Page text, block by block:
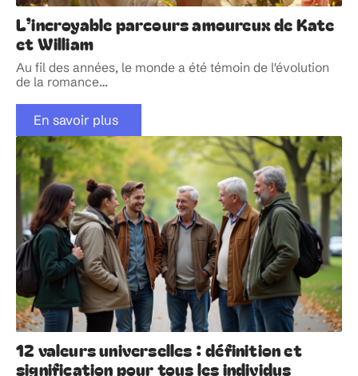
L’incroyable parcours amoureux de Kate
et William
Au fil des années, le monde a été témoin de l'évolution
de la romance…
En savoir plus
12 valeurs universelles : définition et
signification pour tous les individus